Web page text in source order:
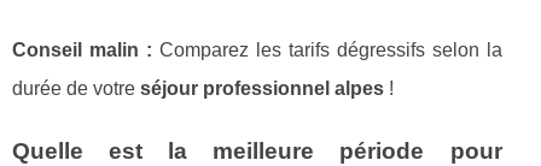
Conseil malin : Comparez les tarifs dégressifs selon la
durée de votre séjour professionnel alpes !
Quelle est la meilleure période pour